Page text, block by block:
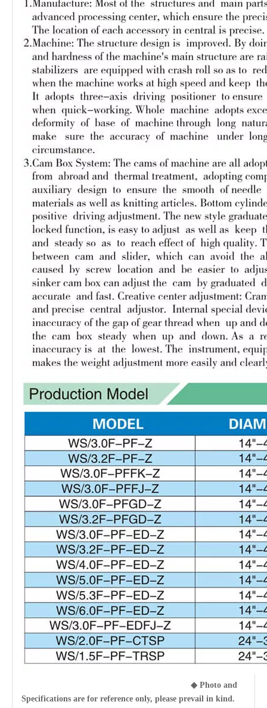
◆ Photo and
Specifications are for reference only, please prevail in kind.